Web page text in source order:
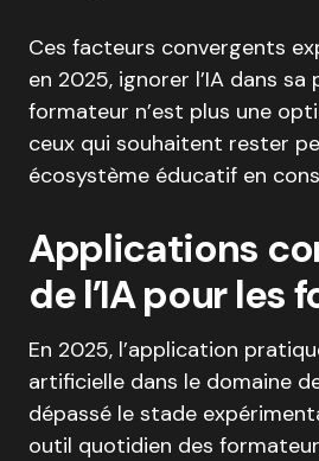
Ces facteurs convergents
en 2025, ignorer l’IA dans
formateur n’est plus une
ceux qui souhaitent rester
écosystème éducatif en
Applications
de l’IA pour les
En 2025, l’application
artificielle dans le domaine
dépassé le stade
outil quotidien des